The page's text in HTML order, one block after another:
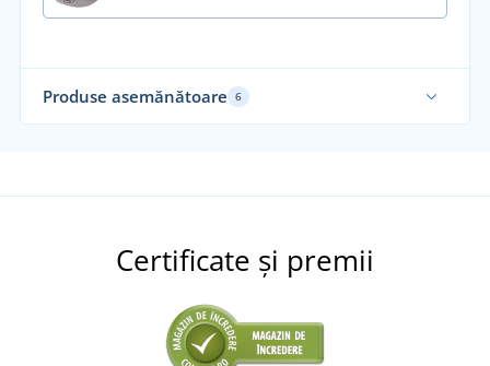
Produse asemănătoare 6
Certificate și premii